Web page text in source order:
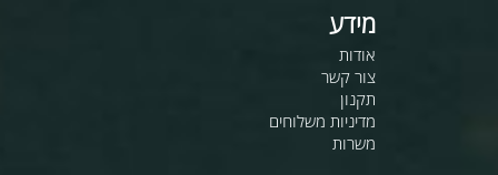
מידע
אודות
צור קשר
תקנון
מדיניות משלוחים
משרות